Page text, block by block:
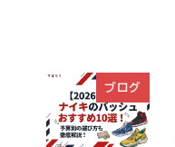
ブログ